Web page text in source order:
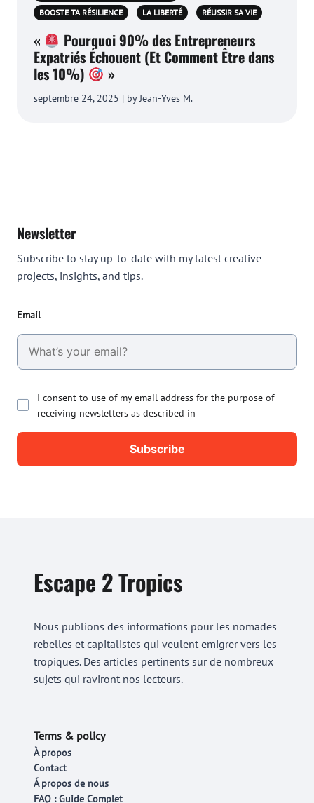
BOOSTE TA RÉSILIENCE
LA LIBERTÉ RÉUSSIR SA VIE
«
Pourquoi 90% des Entrepreneurs
Expatriés Échouent (Et Comment Être dans
les 10%)
»
septembre 24, 2025 | by Jean-Yves M.
Newsletter
Subscribe to stay up-to-date with my latest creative
projects, insights, and tips.
Email
I consent to use of my email address for the purpose of
receiving newsletters as described in
Escape 2 Tropics
Nous publions des informations pour les nomades
rebelles et capitalistes qui veulent emigrer vers les
tropiques. Des articles pertinents sur de nombreux
sujets qui raviront nos lecteurs.
Terms & policy
À propos
Contact
Á propos de nous
FAQ : Guide Complet